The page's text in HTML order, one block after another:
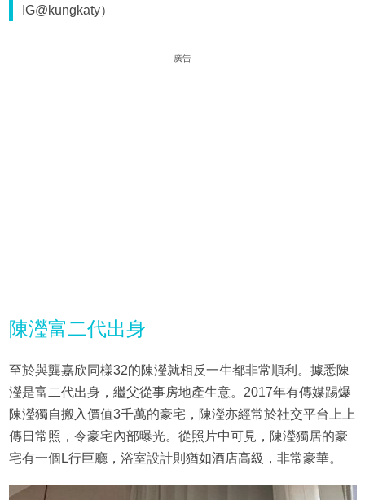
IG@kungkaty）
廣告
陳瀅富二代出身
至於與龔嘉欣同樣32的陳瀅就相反一生都非常順利。據悉陳
瀅是富二代出身，繼父從事房地產生意。2017年有傳媒踢爆
陳瀅獨自搬入價值3千萬的豪宅，陳瀅亦經常於社交平台上上
傳日常照，令豪宅內部曝光。從照片中可見，陳瀅獨居的豪
宅有一個L行巨廳，浴室設計則猶如酒店高級，非常豪華。